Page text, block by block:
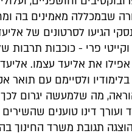
שבמכללה מאמינים בה
הגיעו לסרטונים של
פרי - כוכבות תרבות
את אליעד עצמו.
ולסיימם עם תואר
מה שלמעשה יגרום
דינו טוענים
תגובת משרד החינוך